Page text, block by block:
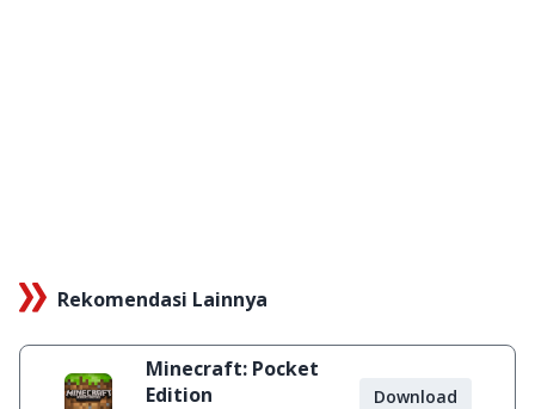
Rekomendasi Lainnya
Minecraft: Pocket
Edition
Download